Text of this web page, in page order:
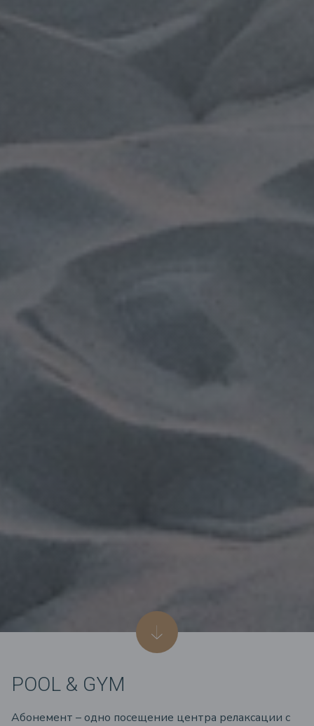
POOL & GYM
Абонемент – одно посещение центра релаксации с